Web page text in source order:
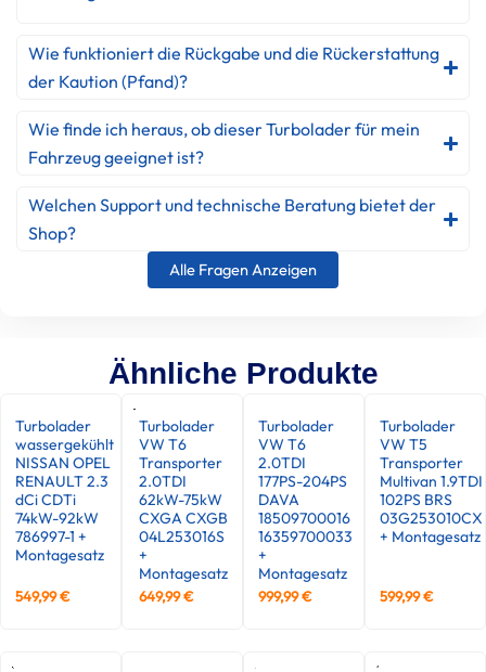
Wie funktioniert die Rückgabe und die Rückerstattung
der Kaution (Pfand)?
Wie finde ich heraus, ob dieser Turbolader für mein
Fahrzeug geeignet ist?
Welchen Support und technische Beratung bietet der
Shop?
Alle Fragen Anzeigen
Ähnliche Produkte
Turbolader
wassergekühlt
NISSAN OPEL
RENAULT 2.3
dCi CDTi
74kW-92kW
786997-1 +
Montagesatz
549,99€
Turbolader
VW T6
Transporter
2.0TDI
62kW-75kW
CXGA CXGB
04L253016S
+
Montagesatz
649,99€
Turbolader
VW T6
2.0TDI
177PS-204PS
DAVA
18509700016
16359700033
+
Montagesatz
999,99€
Turbolader
VW T5
Transporter
Multivan 1.9TDI
102PS BRS
03G253010CX
+ Montagesatz
599,99€